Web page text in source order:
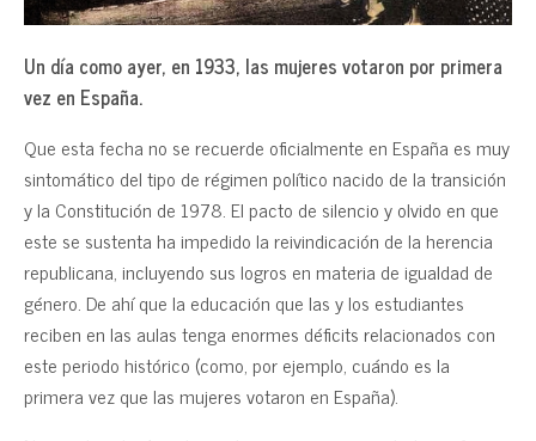
Un día como ayer, en 1933, las mujeres votaron por primera
vez en España.
Que esta fecha no se recuerde oficialmente en España es muy
sintomático del tipo de régimen político nacido de la transición
y la Constitución de 1978. El pacto de silencio y olvido en que
este se sustenta ha impedido la reivindicación de la herencia
republicana, incluyendo sus logros en materia de igualdad de
género. De ahí que la educación que las y los estudiantes
reciben en las aulas tenga enormes déficits relacionados con
este periodo histórico (como, por ejemplo, cuándo es la
primera vez que las mujeres votaron en España).